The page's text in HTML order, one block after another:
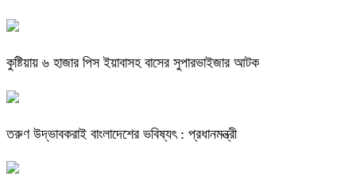
কুষ্টিয়ায় ৬ হাজার পিস ইয়াবাসহ বাসের সুপারভাইজার আটক
তরুণ উদ্ভাবকরাই বাংলাদেশের ভবিষ্যৎ : প্রধানমন্ত্রী